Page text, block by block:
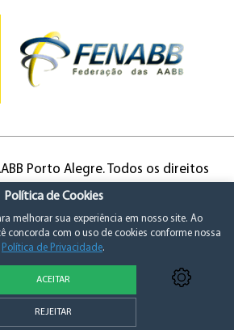
Porto Alegre. Todos os direitos
e Consentimento
Política de Cookies
melhorar sua experiência em nosso site. Ao
concorda com o uso de cookies conforme nossa
Política de Privacidade.
ACEITAR
REJEITAR